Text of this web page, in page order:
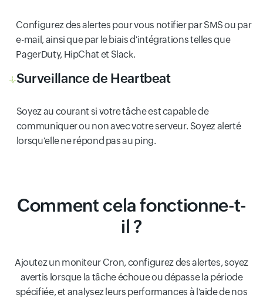
Configurez des alertes pour vous notifier par SMS ou par
e-mail, ainsi que par le biais d'intégrations telles que
PagerDuty, HipChat et Slack.
Surveillance de Heartbeat
Soyez au courant si votre tâche est capable de
communiquer ou non avec votre serveur. Soyez alerté
lorsqu'elle ne répond pas au ping.
Comment cela fonctionne-t-
il ?
Ajoutez un moniteur Cron, configurez des alertes, soyez
avertis lorsque la tâche échoue ou dépasse la période
spécifiée, et analysez leurs performances à l'aide de nos